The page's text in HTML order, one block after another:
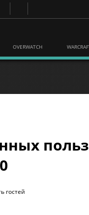
OVERWATCH
гостей